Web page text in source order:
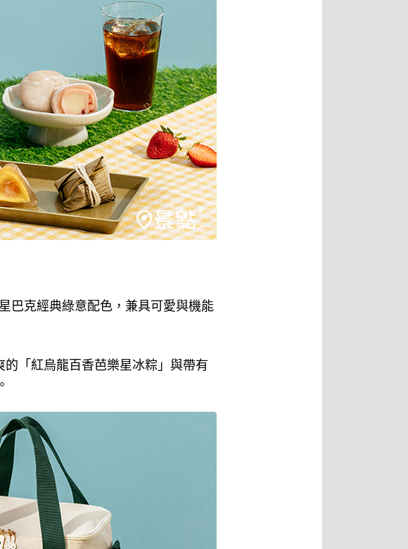
巴克經典綠意配色，兼具可愛與機能
「紅烏龍百香芭樂星冰粽」與帶有